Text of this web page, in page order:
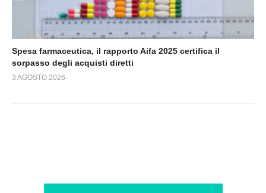
Spesa farmaceutica, il rapporto Aifa 2025 certifica il
sorpasso degli acquisti diretti
3 AGOSTO 2026